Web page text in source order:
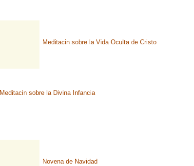
Meditacin sobre la Vida Oculta de Cristo
Meditacin sobre la Divina Infancia
Novena de Navidad